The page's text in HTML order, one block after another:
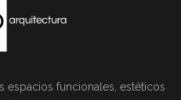
espacios funcionales, estéticos